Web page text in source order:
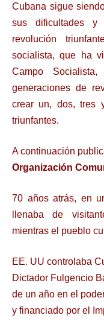
Cubana sigue
sus dificultades y
revolución
socialista, que ha
Campo
generaciones de
crear un, dos, tres
triunfantes.
A continuación
Organización
70 años atrás, en
llenaba de
mientras el pueblo
EE. UU controlaba
Dictador Fulgencio
de un año en el
y financiado por el